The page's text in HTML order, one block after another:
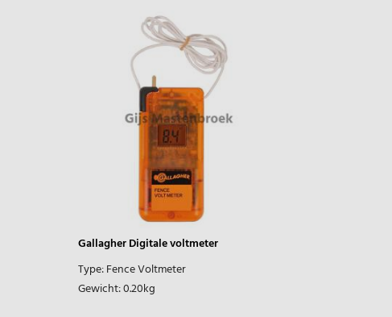
Gallagher Digitale voltmeter
Type:Fence Voltmeter
Gewicht:0.20kg